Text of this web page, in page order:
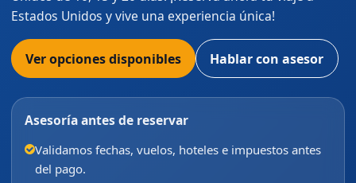
Estados Unidos y vive una experiencia única!
Ver opciones disponibles Hablar con asesor
Asesoría antes de reservar
Validamos fechas, vuelos, hoteles e impuestos antes
del pago.